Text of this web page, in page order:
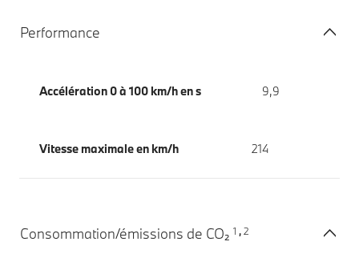
Performance
Accélération 0 à 100 km/h en s 9,9
Vitesse maximale en km/h 214
Consommation/émissions de CO₂ 1 , 2